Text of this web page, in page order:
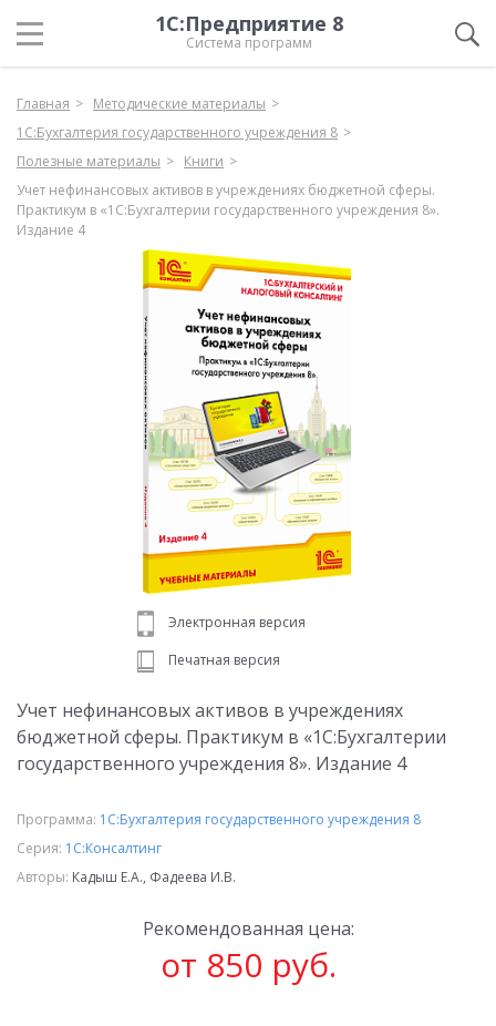
1С:Предприятие 8
Система программ
Главная
Методические материалы
1С:Бухгалтерия государственного учреждения 8
Полезные материалы
Книги
Учет нефинансовых активов в учреждениях бюджетной сферы.
Практикум в «1С:Бухгалтерии государственного учреждения 8».
Издание 4
Учет нефинансовых активов в учреждениях
бюджетной сферы. Практикум в «1С:Бухгалтерии
государственного учреждения 8». Издание 4
Электронная версия
Печатная версия
Программа: 1С:Бухгалтерия государственного учреждения 8
Серия: 1С:Консалтинг
Авторы: Кадыш Е.А., Фадеева И.В.
Рекомендованная цена:
от 850 руб.